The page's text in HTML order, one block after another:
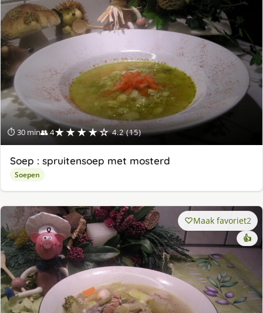
⏱ 30 min👥 4★★★★☆ 4.2 (15)
Soep : spruitensoep met mosterd
Soepen
Maak favoriet2
👍